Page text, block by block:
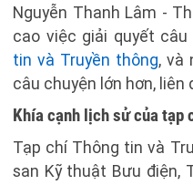
Nguyễn Thanh Lâm -
cao việc giải quyết câu
tin và Truyền thông, và
câu chuyện lớn hơn, liên
Khía cạnh lịch sử của tạp
Tạp chí Thông tin và
san Kỹ thuật Bưu điện,